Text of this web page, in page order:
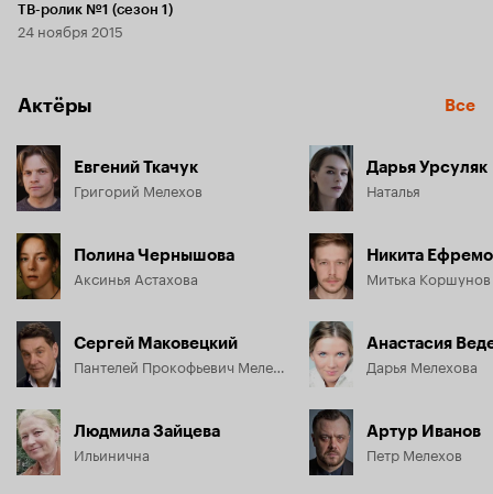
ТВ-ролик №1 (сезон 1)
24 ноября 2015
Актёры Все
Евгений Ткачук
Григорий Мелехов
Полина Чернышова
Аксинья Астахова
Сергей Маковецкий
Людмила Зайцева
Ильинична
Дарья Урсуляк
Наталья
Никита
Митька Коршунов
Анастасия
Дарья Мелехова
Артур Иванов
Петр Мелехов